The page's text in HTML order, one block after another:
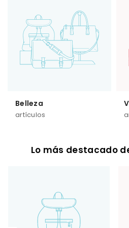
Belleza
artículos
Lo más destacado